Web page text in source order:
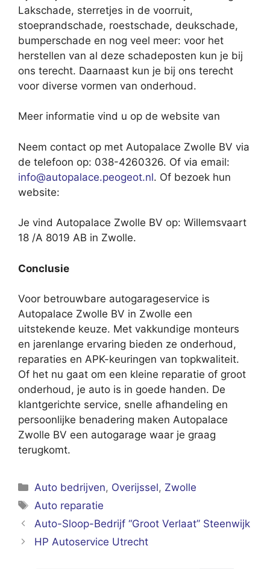
Lakschade, sterretjes in de voorruit,
stoeprandschade, roestschade, deukschade,
bumperschade en nog veel meer: voor het
herstellen van al deze schadeposten kun je bij
ons terecht. Daarnaast kun je bij ons terecht
voor diverse vormen van onderhoud.
Meer informatie vind u op de website van
Neem contact op met Autopalace Zwolle BV via
de telefoon op: 038-4260326. Of via email:
info@autopalace.peogeot.nl. Of bezoek hun
website:
Je vind Autopalace Zwolle BV op: Willemsvaart
18 /A 8019 AB in Zwolle.
Conclusie
Voor betrouwbare autogarageservice is
Autopalace Zwolle BV in Zwolle een
uitstekende keuze. Met vakkundige monteurs
en jarenlange ervaring bieden ze onderhoud,
reparaties en APK-keuringen van topkwaliteit.
Of het nu gaat om een kleine reparatie of groot
onderhoud, je auto is in goede handen. De
klantgerichte service, snelle afhandeling en
persoonlijke benadering maken Autopalace
Zwolle BV een autogarage waar je graag
terugkomt.
Categorieën
Auto bedrijven, Overijssel, Zwolle
Tags
Auto reparatie
Auto-Sloop-Bedrijf “Groot Verlaat” Steenwijk
HP Autoservice Utrecht